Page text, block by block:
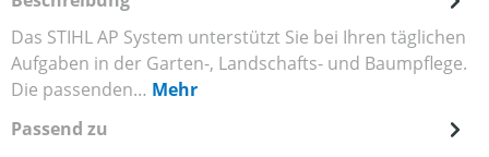
Das STIHL AP System unterstützt Sie bei Ihren täglichen
Aufgaben in der Garten-, Landschafts- und Baumpflege.
Die passenden… Mehr
Passend zu